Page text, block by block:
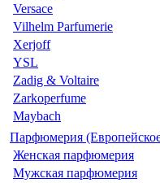
Versace
Vilhelm Parfumerie
Xerjoff
YSL
Zadig & Voltaire
Zarkoperfume
Maybach
Парфюмерия (Европейское
Женская парфюмерия
Мужская парфюмерия